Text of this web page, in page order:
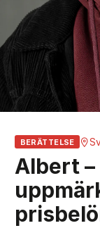
Albert –
BERÄTTELSE